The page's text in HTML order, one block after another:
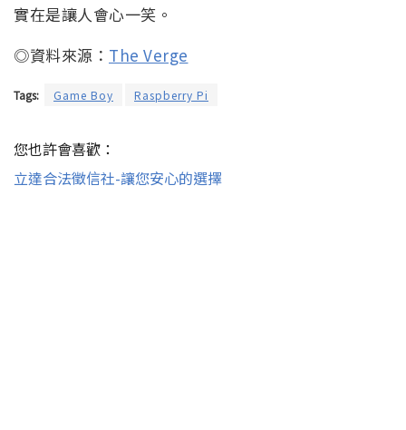
實在是讓人會心一笑。
◎資料來源： The Verge
Tags: Game Boy Raspberry Pi
您也許會喜歡：
立達合法徵信社-讓您安心的選擇